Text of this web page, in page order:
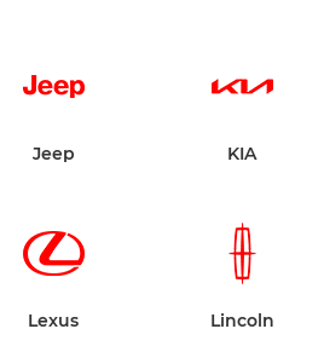
Jeep KIA
Lexus Lincoln